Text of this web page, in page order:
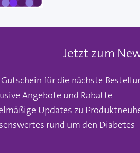
Jetzt zum
für die nächste
Angebote und Rabatte
Updates zu
rund um den Diabetes